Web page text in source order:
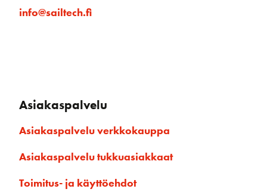
info@sailtech.fi
Asiakaspalvelu
Asiakaspalvelu verkkokauppa
Asiakaspalvelu tukkuasiakkaat
Toimitus- ja käyttöehdot